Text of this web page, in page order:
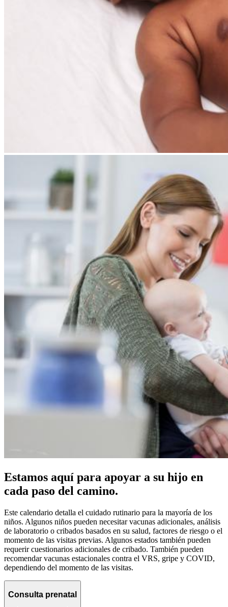
Estamos aquí para apoyar a su hijo en
cada paso del camino.
Este calendario detalla el cuidado rutinario para la mayoría de los
niños. Algunos niños pueden necesitar vacunas adicionales, análisis
de laboratorio o cribados basados en su salud, factores de riesgo o el
momento de las visitas previas. Algunos estados también pueden
requerir cuestionarios adicionales de cribado. También pueden
recomendar vacunas estacionales contra el VRS, gripe y COVID,
dependiendo del momento de las visitas.
Consulta prenatal